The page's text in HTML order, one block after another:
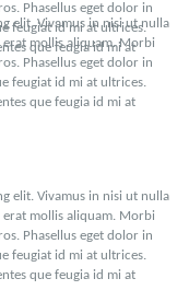
Phasellus eget dolor in
feugiat id mi at ultrices.
que feugia id mi at
elit. Vivamus in nisi ut nulla
erat mollis aliquam. Morbi
Phasellus eget dolor in
feugiat id mi at ultrices.
que feugia id mi at
elit. Vivamus in nisi ut nulla
erat mollis aliquam. Morbi
Phasellus eget dolor in
feugiat id mi at ultrices.
que feugia id mi at